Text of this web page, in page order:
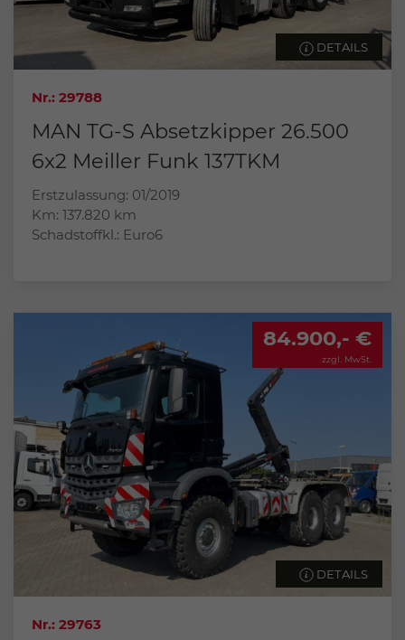
DETAILS
Nr.: 29788
MAN TG-S Absetzkipper 26.500
6x2 Meiller Funk 137TKM
Erstzulassung: 01/2019
Km: 137.820 km
Schadstoffkl.: Euro6
84.900,- €
zzgl. MwSt.
DETAILS
Nr.: 29763